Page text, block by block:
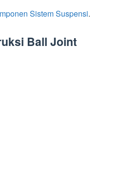
Sistem Suspensi.
Ball Joint